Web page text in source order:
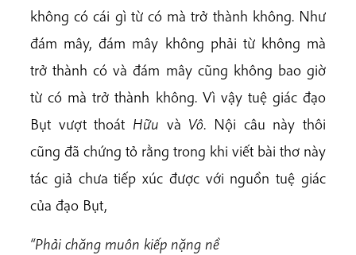
không có cái gì từ có mà trở thành không. Như
đám mây, đám mây không phải từ không mà
trở thành có và đám mây cũng không bao giờ
từ có mà trở thành không. Vì vậy tuệ giác đạo
Bụt vượt thoát Hữu và Vô. Nội câu này thôi
cũng đã chứng tỏ rằng trong khi viết bài thơ này
tác giả chưa tiếp xúc được với nguồn tuệ giác
của đạo Bụt,
“Phải chăng muôn kiếp nặng nề